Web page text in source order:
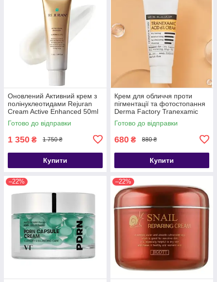
Оновлений Активний крем з
полінуклеотидами Rejuran
Cream Active Enhanced 50ml
Готово до відправки
1 350 ₴ 1 750 ₴
Купити
Крем для обличчя проти
пігментації та фотостопання
Derma Factory Tranexamic
Acid 6% Cream, 30 мл
Готово до відправки
680 ₴ 880 ₴
Купити
–22% –22%